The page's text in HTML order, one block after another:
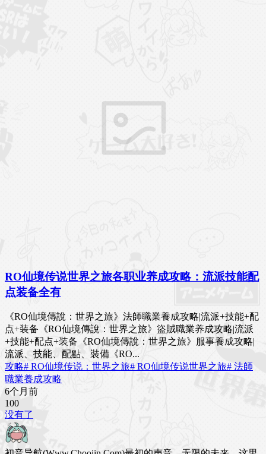
RO仙境传说世界之旅各职业养成攻略：流派技能配
点装备全有
《RO仙境傳說：世界之旅》法師職業養成攻略|流派+技能+配
点+装备《RO仙境傳說：世界之旅》盜賊職業养成攻略|流派
+技能+配点+装备《RO仙境傳說：世界之旅》服事養成攻略|
流派、技能、配點、裝備《RO...
攻略# RO仙境传说：世界之旅# RO仙境传说世界之旅# 法師
職業養成攻略
6个月前
100
没有了